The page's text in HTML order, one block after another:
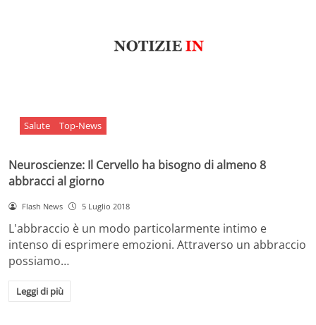
Salute Top-News
Neuroscienze: Il Cervello ha bisogno di almeno 8
abbracci al giorno
Flash News 5 Luglio 2018
L'abbraccio è un modo particolarmente intimo e
intenso di esprimere emozioni. Attraverso un abbraccio
possiamo…
Leggi di più